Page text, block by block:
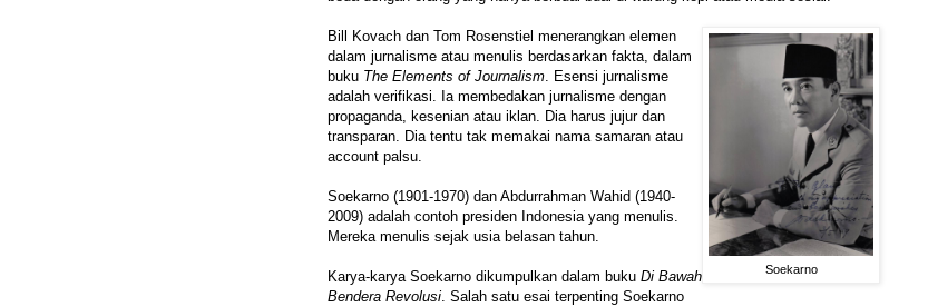
Soekarno
Bill Kovach dan Tom Rosenstiel menerangkan elemen
dalam jurnalisme atau menulis berdasarkan fakta, dalam
buku The Elements of Journalism. Esensi jurnalisme
adalah verifikasi. Ia membedakan jurnalisme dengan
propaganda, kesenian atau iklan. Dia harus jujur dan
transparan. Dia tentu tak memakai nama samaran atau
account palsu.
Soekarno (1901-1970) dan Abdurrahman Wahid (1940-
2009) adalah contoh presiden Indonesia yang menulis.
Mereka menulis sejak usia belasan tahun.
Karya-karya Soekarno dikumpulkan dalam buku Di Bawah
Bendera Revolusi. Salah satu esai terpenting Soekarno